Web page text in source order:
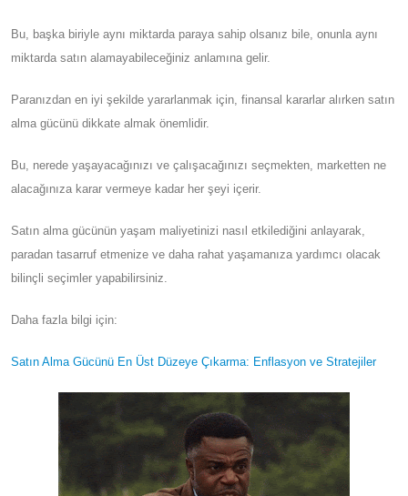
Bu, başka biriyle aynı miktarda paraya sahip olsanız bile, onunla aynı
miktarda satın alamayabileceğiniz anlamına gelir.
Paranızdan en iyi şekilde yararlanmak için, finansal kararlar alırken satın
alma gücünü dikkate almak önemlidir.
Bu, nerede yaşayacağınızı ve çalışacağınızı seçmekten, marketten ne
alacağınıza karar vermeye kadar her şeyi içerir.
Satın alma gücünün yaşam maliyetinizi nasıl etkilediğini anlayarak,
paradan tasarruf etmenize ve daha rahat yaşamanıza yardımcı olacak
bilinçli seçimler yapabilirsiniz.
Daha fazla bilgi için:
Satın Alma Gücünü En Üst Düzeye Çıkarma: Enflasyon ve Stratejiler